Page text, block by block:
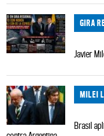
GIRA
Javier
MILEI
Brasil